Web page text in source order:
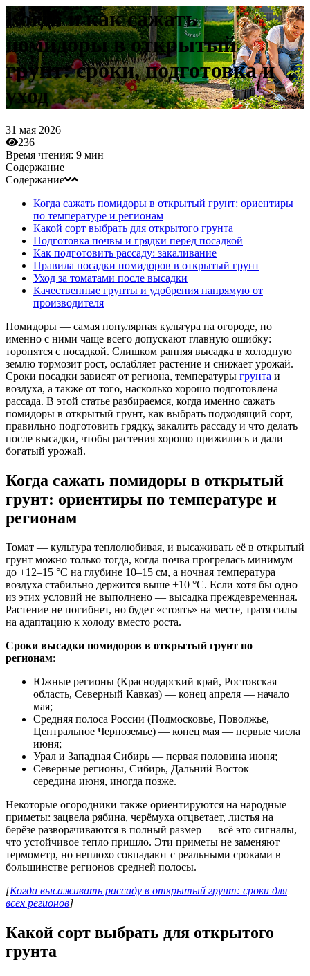
Когда и как сажать
помидоры в открытый
грунт: сроки, подготовка и
уход
31 мая 2026
236
Время чтения: 9 мин
Содержание
Содержание
Когда сажать помидоры в открытый грунт: ориентиры
по температуре и регионам
Какой сорт выбрать для открытого грунта
Подготовка почвы и грядки перед посадкой
Как подготовить рассаду: закаливание
Правила посадки помидоров в открытый грунт
Уход за томатами после высадки
Качественные грунты и удобрения напрямую от
производителя
Помидоры — самая популярная культура на огороде, но
именно с ними чаще всего допускают главную ошибку:
торопятся с посадкой. Слишком ранняя высадка в холодную
землю тормозит рост, ослабляет растение и снижает урожай.
Сроки посадки зависят от региона, температуры грунта и
воздуха, а также от того, насколько хорошо подготовлена
рассада. В этой статье разбираемся, когда именно сажать
помидоры в открытый грунт, как выбрать подходящий сорт,
правильно подготовить грядку, закалить рассаду и что делать
после высадки, чтобы растения хорошо прижились и дали
богатый урожай.
Когда сажать помидоры в открытый
грунт: ориентиры по температуре и
регионам
Томат — культура теплолюбивая, и высаживать её в открытый
грунт можно только тогда, когда почва прогрелась минимум
до +12–15 °C на глубине 10–15 см, а ночная температура
воздуха стабильно держится выше +10 °C. Если хотя бы одно
из этих условий не выполнено — высадка преждевременная.
Растение не погибнет, но будет «стоять» на месте, тратя силы
на адаптацию к холоду вместо роста.
Сроки высадки помидоров в открытый грунт по
регионам:
Южные регионы (Краснодарский край, Ростовская
область, Северный Кавказ) — конец апреля — начало
мая;
Средняя полоса России (Подмосковье, Поволжье,
Центральное Черноземье) — конец мая — первые числа
июня;
Урал и Западная Сибирь — первая половина июня;
Северные регионы, Сибирь, Дальний Восток —
середина июня, иногда позже.
Некоторые огородники также ориентируются на народные
приметы: зацвела рябина, черёмуха отцветает, листья на
берёзе разворачиваются в полный размер — всё это сигналы,
что устойчивое тепло пришло. Эти приметы не заменяют
термометр, но неплохо совпадают с реальными сроками в
большинстве регионов средней полосы.
[Когда высаживать рассаду в открытый грунт: сроки для
всех регионов]
Какой сорт выбрать для открытого
грунта